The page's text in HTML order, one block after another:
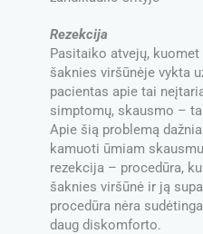
Rezekcija
Pasitaiko atvejų,
šaknies viršūnėje vykta
pacientas apie tai
simptomų, skausmo –
Apie šią problemą
kamuoti ūmiam
rezekcija – procedūra,
šaknies viršūnė ir ją
procedūra nėra
daug diskomforto.